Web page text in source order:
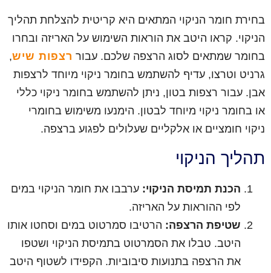
בחירת חומר הניקוי המתאים היא קריטית להצלחת תהליך
הניקוי. קראו היטב את הוראות השימוש על האריזה ובחרו
בחומר שמתאים לסוג הרצפה שלכם. עבור רצפות שיש,
גרניט וטרצו, עדיף להשתמש בחומר ניקוי מיוחד לרצפות
אבן. עבור רצפות בטון, ניתן להשתמש בחומר ניקוי כללי
או בחומר ניקוי מיוחד לבטון. הימנעו משימוש בחומרי
ניקוי חומציים או אלקליים שעלולים לפגוע ברצפה.
תהליך הניקוי
הכנת תמיסת הניקוי: ערבבו את חומר הניקוי במים
לפי ההוראות על האריזה.
שטיפת הרצפה: הרטיבו סמרטוט במים וסחטו אותו
היטב. טבלו את הסמרטוט בתמיסת הניקוי ושטפו
את הרצפה בתנועות סיבוביות. הקפידו לשטוף היטב